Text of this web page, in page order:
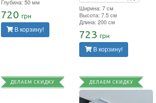
Глубина: 50 мм
720 грн
В корзину!
Ширина: 7 см
Высота: 7.5 см
Длина: 200 см
723 грн
В корзину!
ДЕЛАЕМ СКИДКУ ДЕЛАЕМ СКИДКУ